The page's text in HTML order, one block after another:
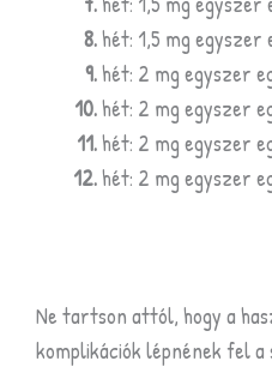
hét: 1,5 mg egyszer
hét: 2 mg egyszer
hét: 2 mg egyszer
hét: 2 mg egyszer
hét: 2 mg egyszer
Ne tartson attól, hogy a
komplikációk lépnének fel a